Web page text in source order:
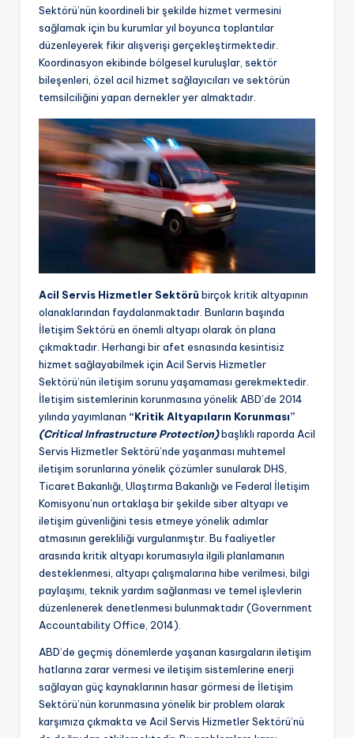
Sektörü’nün koordineli bir şekilde hizmet vermesini
sağlamak için bu kurumlar yıl boyunca toplantılar
düzenleyerek fikir alışverişi gerçekleştirmektedir.
Koordinasyon ekibinde bölgesel kuruluşlar, sektör
bileşenleri, özel acil hizmet sağlayıcıları ve sektörün
temsilciliğini yapan dernekler yer almaktadır.
Acil Servis Hizmetler Sektörü birçok kritik altyapının
olanaklarından faydalanmaktadır. Bunların başında
İletişim Sektörü en önemli altyapı olarak ön plana
çıkmaktadır. Herhangi bir afet esnasında kesintisiz
hizmet sağlayabilmek için Acil Servis Hizmetler
Sektörü’nün iletişim sorunu yaşamaması gerekmektedir.
İletişim sistemlerinin korunmasına yönelik ABD’de 2014
yılında yayımlanan “Kritik Altyapıların Korunması”
(Critical Infrastructure Protection)başlıklı raporda Acil
Servis Hizmetler Sektörü’nde yaşanması muhtemel
iletişim sorunlarına yönelik çözümler sunularak DHS,
Ticaret Bakanlığı, Ulaştırma Bakanlığı ve Federal İletişim
Komisyonu’nun ortaklaşa bir şekilde siber altyapı ve
iletişim güvenliğini tesis etmeye yönelik adımlar
atmasının gerekliliği vurgulanmıştır. Bu faaliyetler
arasında kritik altyapı korumasıyla ilgili planlamanın
desteklenmesi, altyapı çalışmalarına hibe verilmesi, bilgi
paylaşımı, teknik yardım sağlanması ve temel işlevlerin
düzenlenerek denetlenmesi bulunmaktadır (Government
Accountability Office, 2014).
ABD’de geçmiş dönemlerde yaşanan kasırgaların iletişim
hatlarına zarar vermesi ve iletişim sistemlerine enerji
sağlayan güç kaynaklarının hasar görmesi de İletişim
Sektörü’nün korunmasına yönelik bir problem olarak
karşımıza çıkmakta ve Acil Servis Hizmetler Sektörü’nü